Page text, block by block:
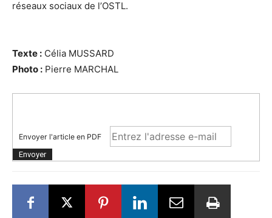
réseaux sociaux de l’OSTL.
Texte : Célia MUSSARD
Photo : Pierre MARCHAL
Envoyer l'article en PDF